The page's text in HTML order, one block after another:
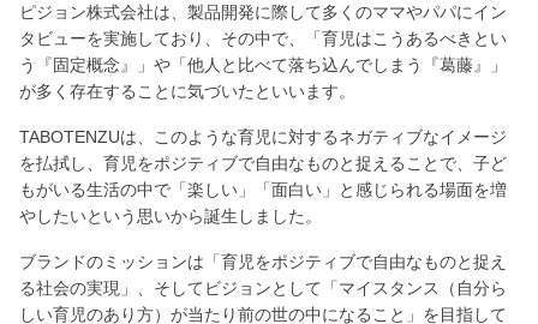
ピジョン株式会社は、製品開発に際して多くのママやパパにイン
タビューを実施しており、その中で、「育児はこうあるべきとい
う『固定概念』」や「他人と比べて落ち込んでしまう『葛藤』」
が多く存在することに気づいたといいます。
TABOTENZUは、このような育児に対するネガティブなイメージ
を払拭し、育児をポジティブで自由なものと捉えることで、子ど
もがいる生活の中で「楽しい」「面白い」と感じられる場面を増
やしたいという思いから誕生しました。
ブランドのミッションは「育児をポジティブで自由なものと捉え
る社会の実現」、そしてビジョンとして「マイスタンス（自分ら
しい育児のあり方）が当たり前の世の中になること」を目指して